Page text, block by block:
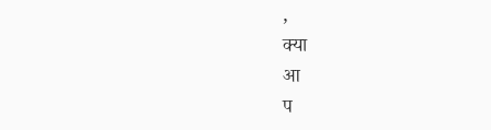
,
क्या
आ
प